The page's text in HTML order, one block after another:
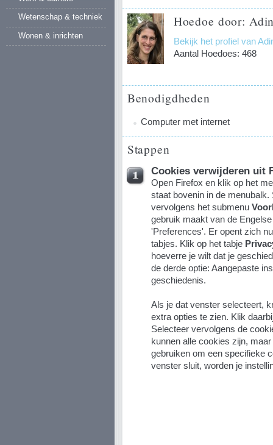
Wetenschap & techniek
Wonen & inrichten
Hoedoe door:
Bekijk het profiel van
Aantal Hoedoes: 468
Benodigdheden
Computer met internet
Stappen
Cookies verwijderen uit
Open Firefox en klik op het
staat bovenin in de menubalk.
vervolgens het submenu
gebruik maakt van de
'Preferences'. Er opent zich
tabjes. Klik op het tabje
hoeverre je wilt dat je
de derde optie: Aangepaste
geschiedenis.
Als je dat venster selecteert,
extra opties te zien. Klik
Selecteer vervolgens de
kunnen alle cookies zijn,
gebruiken om een specifieke
venster sluit, worden je